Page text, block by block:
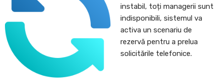
instabil, toți managerii sunt
indisponibili, sistemul va
activa un scenariu de
rezervă pentru a prelua
solicitările telefonice.